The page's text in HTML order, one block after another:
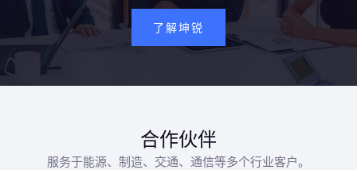
了解坤锐
合作伙伴
服务于能源、制造、交通、通信等多个行业客户。